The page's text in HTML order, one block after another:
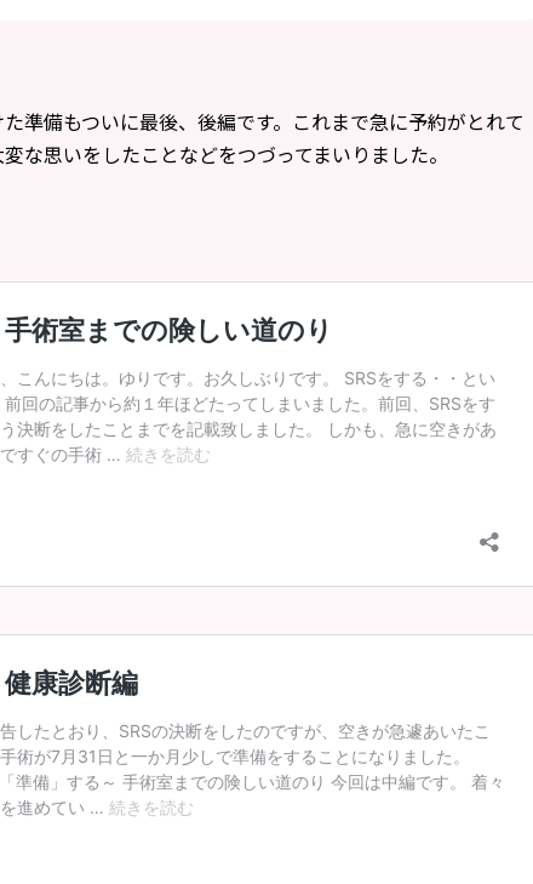
準備もついに最後、後編です。これまで急に予約がとれて
な思いをしたことなどをつづってまいりました。